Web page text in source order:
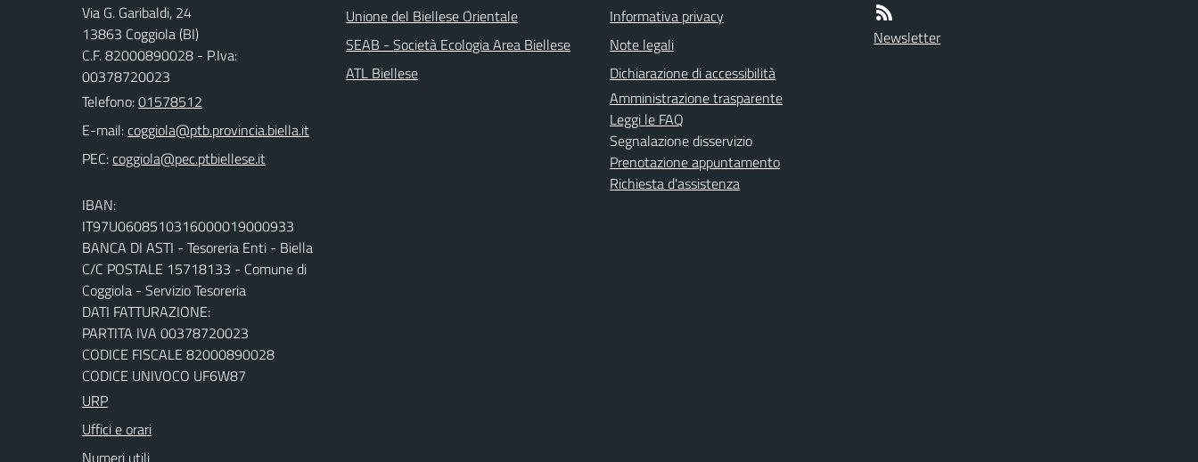
Via G. Garibaldi, 24
13863 Coggiola (BI)
C.F. 82000890028 - P.Iva:
00378720023
Telefono:01578512
E-mail:
PEC:
IBAN:
IT97U0608510316000019000933
BANCA DI ASTI - Tesoreria Enti - Biella
C/C POSTALE 15718133 - Comune di
Coggiola - Servizio Tesoreria
DATI FATTURAZIONE:
PARTITA IVA 00378720023
CODICE FISCALE 82000890028
CODICE UNIVOCO UF6W87
URP
Uffici e orari
Numeri utili
Unione del Biellese Orientale
SEAB - Società Ecologia Area Biellese
ATL Biellese
Informativa privacy
Note legali
Dichiarazione di accessibilità
Amministrazione trasparente
Leggi le FAQ
Segnalazione disservizio
Prenotazione appuntamento
Richiesta d'assistenza
Newsletter